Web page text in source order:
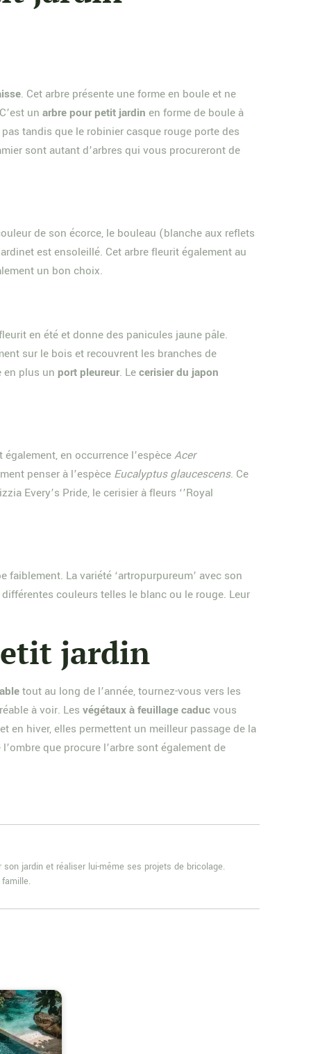
. Cet arbre présente une forme en boule et ne
unarbre pour petit jardin en forme de boule à
tandis que le robinier casque rouge porte des
sont autant d’arbres qui vous procureront de
de son écorce, le bouleau (blanche aux reflets
est ensoleillé. Cet arbre fleurit également au
un bon choix.
en été et donne des panicules jaune pâle.
sur le bois et recouvrent les branches de
en plus un port pleureur. Lecerisier du japon
en occurrence l’espèceAcer
penser à l’espèce Eucalyptus glaucescens. Ce
Every’s Pride, le cerisier à fleurs ‘’Royal
La variété ‘artropurpureum’ avec son
couleurs telles le blanc ou le rouge. Leur
jardin
tout au long de l’année, tournez-vous vers les
à voir. Lesvégétaux à feuillage caducvous
en hiver, elles permettent un meilleur passage de la
que procure l’arbre sont également de
jardin et réaliser lui-même ses projets de bricolage.